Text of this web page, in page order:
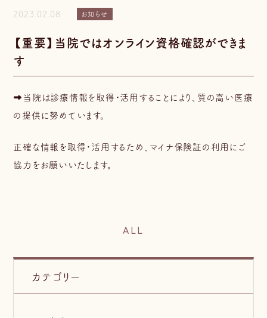
2023.02.08 お知らせ
【重要】当院ではオンライン資格確認ができま
す
➡当院は診療情報を取得・活用することにより、質の高い医療
の提供に努めています。
正確な情報を取得・活用するため、マイナ保険証の利用にご
協力をお願いいたします。
ALL
カテゴリー